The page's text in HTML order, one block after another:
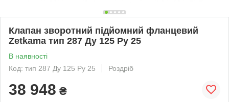
Клапан зворотний підйомний фланцевий
Zetkama тип 287 Ду 125 Ру 25
В наявності
Код: тип 287 Ду 125 Ру 25
Роздріб
38 948 ₴